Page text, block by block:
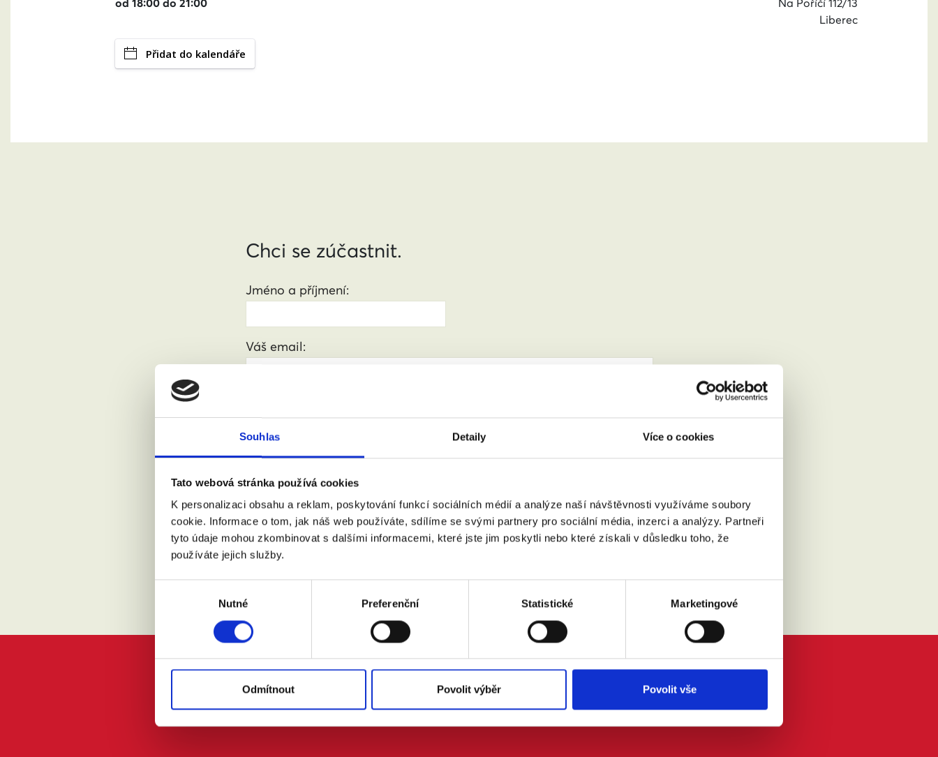
Souhlas Detaily Více o cookies
Tato webová stránka používá cookies
K personalizaci obsahu a reklam, poskytování funkcí sociálních médií a analýze naší návštěvnosti využíváme soubory
cookie. Informace o tom, jak náš web používáte, sdílíme se svými partnery pro sociální média, inzerci a analýzy. Partneři
tyto údaje mohou zkombinovat s dalšími informacemi, které jste jim poskytli nebo které získali v důsledku toho, že
používáte jejich služby.
Nutné Preferenční Statistické Marketingové
Odmítnout Povolit výběr Povolit vše
od 18:00 do 21:00
Na Poříčí 112/13
Liberec
Přidat do kalendáře
Chci se zúčastnit.
Jméno a příjmení:
Váš email:
Přijdu s doprovodem.
Souhlasím se zpracováním osobních údajů podle zákona č. 101/2000 Sb.Přečíst